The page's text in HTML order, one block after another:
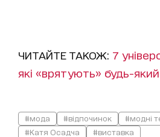
ЧИТАЙТЕ ТАКОЖ: 7
які «врятують» будь-
#мода #відпочинок
#модні
#Катя Осадча
#виставка